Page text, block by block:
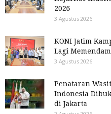
2026
3 Agustus 2026
KONI Jatim
Lagi
3 Agustus 2026
Penataran
Indonesia
di Jakarta